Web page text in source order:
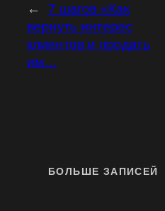
←
7 шагов «Как
вернуть интерес
клиентов и продать
им…
БОЛЬШЕ ЗАПИСЕЙ